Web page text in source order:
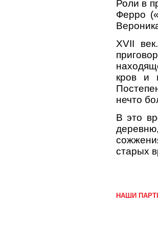
Роли в
Ферро
XVII век
кров и
нечто
В это
старых
НАШИ